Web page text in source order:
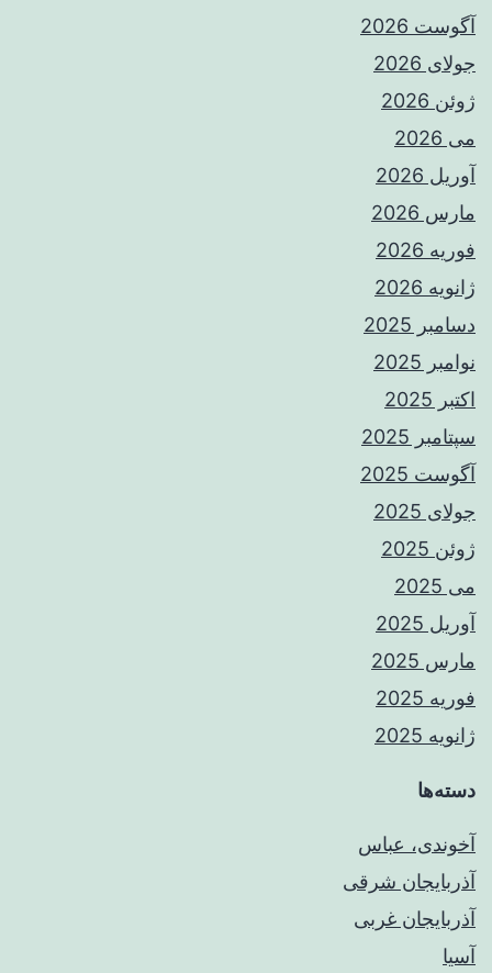
آگوست 2026
جولای 2026
ژوئن 2026
می 2026
آوریل 2026
مارس 2026
فوریه 2026
ژانویه 2026
دسامبر 2025
نوامبر 2025
اکتبر 2025
سپتامبر 2025
آگوست 2025
جولای 2025
ژوئن 2025
می 2025
آوریل 2025
مارس 2025
فوریه 2025
ژانویه 2025
دسته‌ها
آخوندی، عباس
آذربایجان شرقی
آذربایجان غربی
آسیا